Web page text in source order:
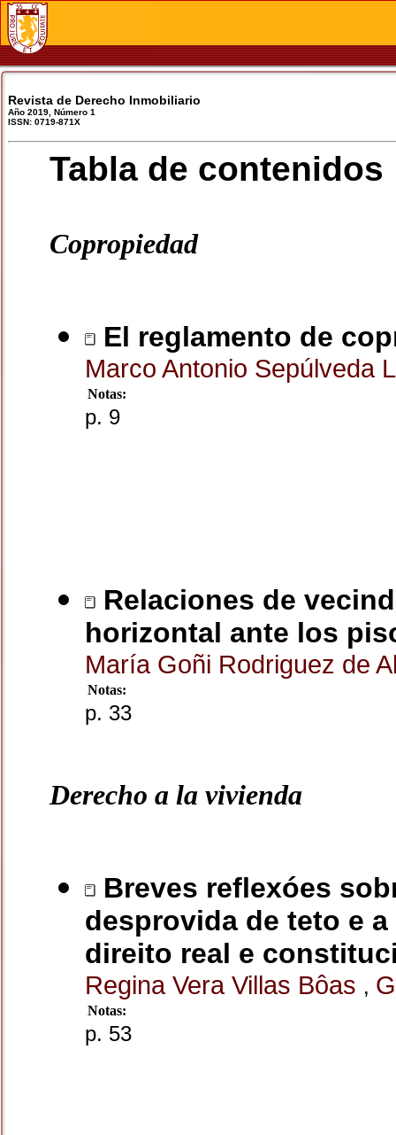
Revista de Derecho Inmobiliario
Año 2019, Número 1
ISSN: 0719-871X
Tabla de contenidos
Copropiedad
El reglamento de
Marco Antonio Sepúlveda
Notas:
p. 9
Relaciones de
horizontal ante los
María Goñi Rodriguez de
Notas:
p. 33
Derecho a la vivienda
Breves reflexóes
desprovida de teto e
direito real e
Regina Vera Villas Bôas ,
Notas:
p. 53